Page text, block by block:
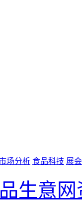
场分析 食品科技 展
生意网